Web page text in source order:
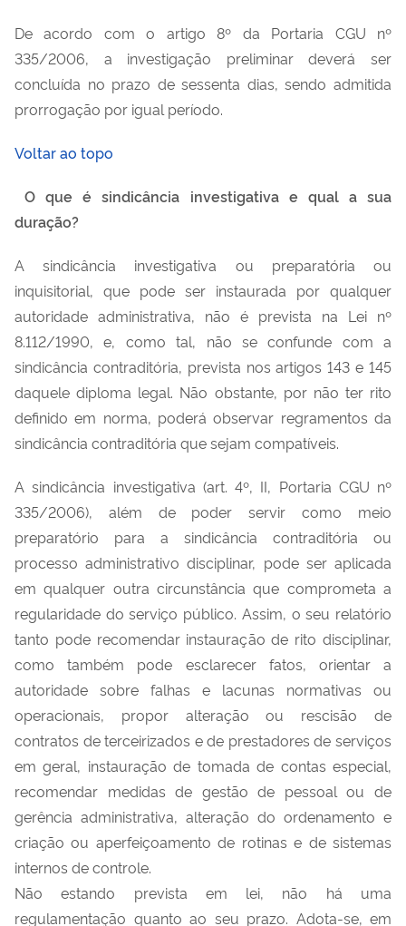
De acordo com o artigo 8º da Portaria CGU nº
335/2006, a investigação preliminar deverá ser
concluída no prazo de sessenta dias, sendo admitida
prorrogação por igual período.
Voltar ao topo
O que é sindicância investigativa e qual a sua
duração?
A sindicância investigativa ou preparatória ou
inquisitorial, que pode ser instaurada por qualquer
autoridade administrativa, não é prevista na Lei nº
8.112/1990, e, como tal, não se confunde com a
sindicância contraditória, prevista nos artigos 143 e 145
daquele diploma legal. Não obstante, por não ter rito
definido em norma, poderá observar regramentos da
sindicância contraditória que sejam compatíveis.
A sindicância investigativa (art. 4º, II, Portaria CGU nº
335/2006), além de poder servir como meio
preparatório para a sindicância contraditória ou
processo administrativo disciplinar, pode ser aplicada
em qualquer outra circunstância que comprometa a
regularidade do serviço público. Assim, o seu relatório
tanto pode recomendar instauração de rito disciplinar,
como também pode esclarecer fatos, orientar a
autoridade sobre falhas e lacunas normativas ou
operacionais, propor alteração ou rescisão de
contratos de terceirizados e de prestadores de serviços
em geral, instauração de tomada de contas especial,
recomendar medidas de gestão de pessoal ou de
gerência administrativa, alteração do ordenamento e
criação ou aperfeiçoamento de rotinas e de sistemas
internos de controle.
Não estando prevista em lei, não há uma
regulamentação quanto ao seu prazo. Adota-se, em